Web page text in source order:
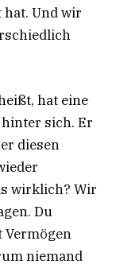
hat. Und wir
hat eine
sich. Er
diesen
wirklich? Wir
Du
Vermögen
niemand